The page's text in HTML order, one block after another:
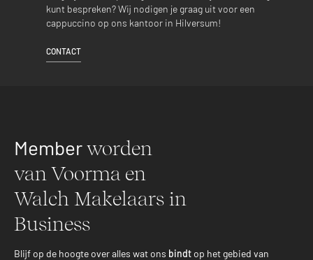
kunt bespreken? Wij nodigen je graag uit voor een
cappuccino op ons kantoor in Hilversum!
CONTACT
Memberworden
van Voorma en
Walch Makelaars in
Business
Blijf op de hoogte over alles wat ons bindtop het gebied van